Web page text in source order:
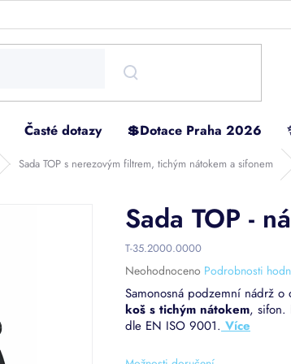
Časté dotazy 💲Dotace Praha 2026
Sada TOP s nerezovým filtrem, tichým nátokem a sifonem
Samonosná podzemní nádrž
koš s tichým nátokem, sifon.
dle EN ISO 9001.
Sada TOP -
T-35.2000.0000
Průměrné
hodnocení
produktu
je
0,0
Neohodnoceno Podrobnosti